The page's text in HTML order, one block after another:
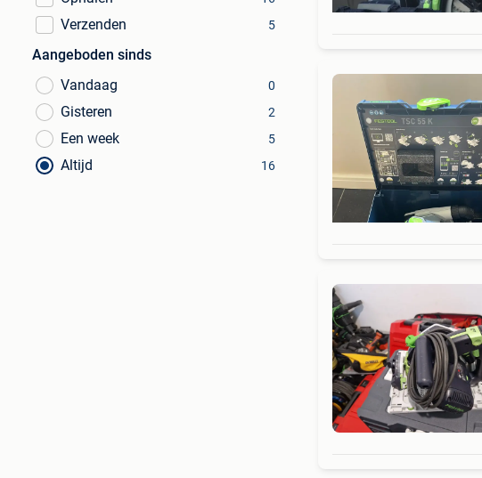
Verzenden 5
Aangeboden sinds
Vandaag
0
Gisteren 2
Een week 5
Altijd 16